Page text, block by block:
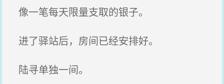
像一笔每天限量支取的银子。
进了驿站后，房间已经安排好。
陆寻单独一间。